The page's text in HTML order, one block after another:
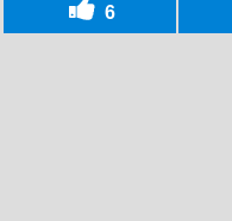
6